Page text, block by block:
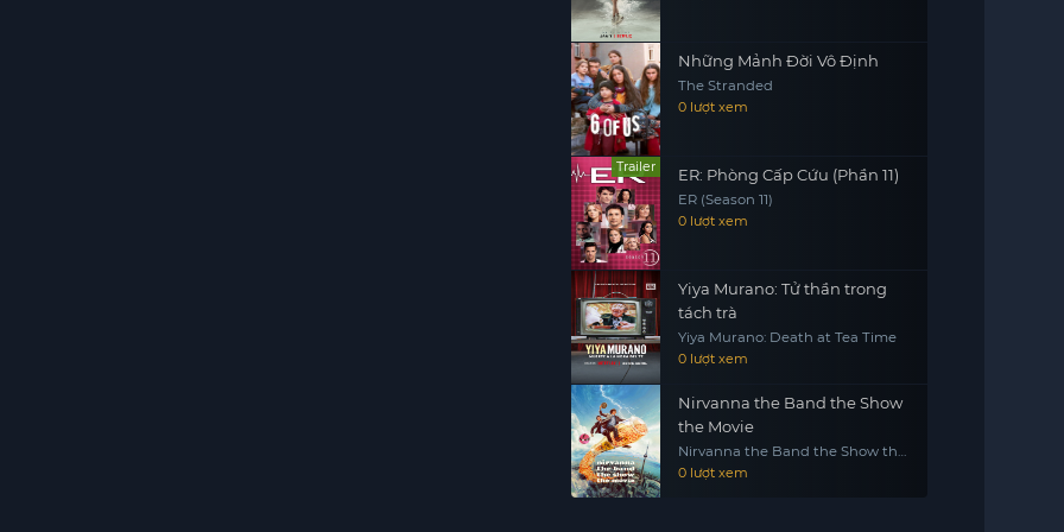
Những Mảnh Đời Vô Định
The Stranded
0 lượt xem
Trailer ER: Phòng Cấp Cứu (Phần 11)
ER (Season 11)
0 lượt xem
Yiya Murano: Tử thần trong
tách trà
Yiya Murano: Death at Tea Time
0 lượt xem
Nirvanna the Band the Show
the Movie
Nirvanna the Band the Show the
Movie
0 lượt xem